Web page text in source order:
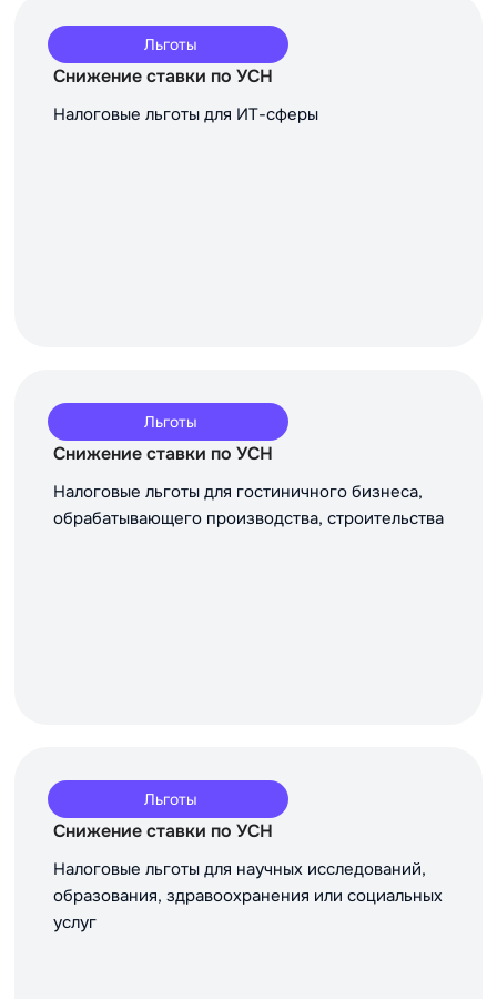
Льготы
Снижение ставки по УСН
Налоговые льготы для ИТ-сферы
Льготы
Снижение ставки по УСН
Налоговые льготы для гостиничного бизнеса,
обрабатывающего производства, строительства
Льготы
Снижение ставки по УСН
Налоговые льготы для научных исследований,
образования, здравоохранения или социальных
услуг